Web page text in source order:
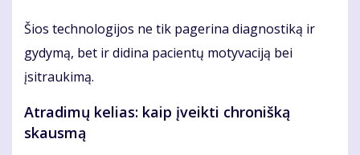
Šios technologijos ne tik pagerina diagnostiką ir
gydymą, bet ir didina pacientų motyvaciją bei
įsitraukimą.
Atradimų kelias: kaip įveikti chronišką
skausmą